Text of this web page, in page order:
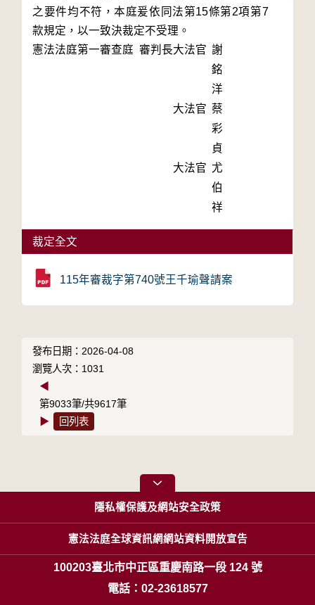
之要件均不符，本庭爰依同法第15條第2項第7
款規定，以一致決裁定不受理。
憲法法庭第一審查庭 審判長大法官 謝
銘
洋
大法官 蔡
彩
貞
大法官 尤
伯
祥
裁定全文
115年審裁字第740號王千瑜聲請案
發布日期：2026-04-08
瀏覽人次：1031
◀
第9033筆/共9617筆
▶
回列表
隱私權保護及網站安全政策
憲法法庭全球資訊網網站資料開放宣告
100203臺北市中正區重慶南路一段 124 號
電話：02-23618577